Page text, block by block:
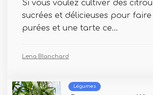
Si vous voulez cultiver des
sucrées et délicieuses pour faire
purées et une tarte ce...
Lena Blanchard
Légumes